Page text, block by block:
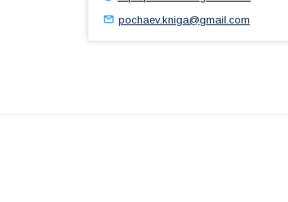
pochaev.kniga@gmail.com